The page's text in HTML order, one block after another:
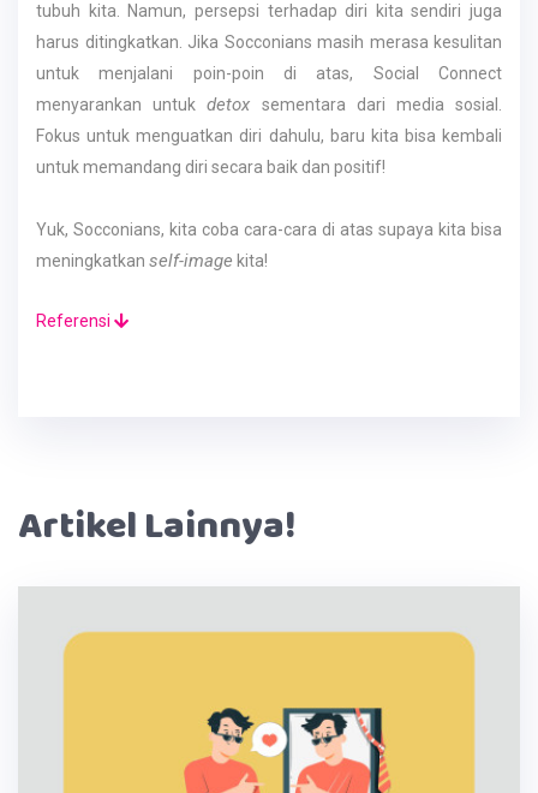
tubuh kita. Namun, persepsi terhadap diri kita sendiri juga
harus ditingkatkan. Jika Socconians masih merasa kesulitan
untuk menjalani poin-poin di atas, Social Connect
menyarankan untukdetox sementara dari media sosial.
Fokus untuk menguatkan diri dahulu, baru kita bisa kembali
untuk memandang diri secara baik dan positif!
Yuk, Socconians, kita coba cara-cara di atas supaya kita bisa
meningkatkan self-image kita!
Referensi
Artikel Lainnya!